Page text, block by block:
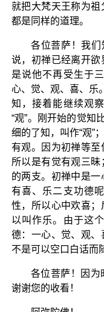
就把大梵天王称为
都是同样的道理。
各位菩萨！我们
说，初禅已经离开
是说他不再受生于
心、觉、观、喜、乐
知，接着能继续观
“观”。刚开始的觉知
细的了知，叫作“观”
有观。因为初禅等至
所以是有觉有观三
的两支。初禅中是
有喜、乐二支功德
性，所以心中欢喜
以叫作乐。由于这
德：一心、觉、观
不是可以空口白话而
各位菩萨！因为
谢谢您的收看！